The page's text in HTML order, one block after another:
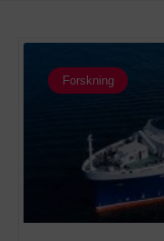
Forskning